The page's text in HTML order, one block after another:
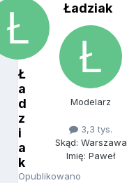
Ł
a
d
z
i
a
k
Opublikowano
Ładziak
Modelarz
3,3 tys.
Skąd: Warszawa
Imię: Paweł